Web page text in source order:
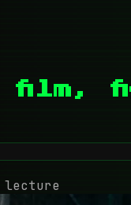
lecture